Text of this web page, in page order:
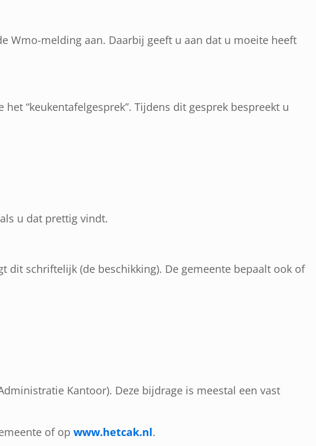
Wmo-melding aan. Daarbij geeft u aan dat u moeite heeft
“keukentafelgesprek”. Tijdens dit gesprek bespreekt u
u dat prettig vindt.
schriftelijk (de beschikking). De gemeente bepaalt ook of
Kantoor). Deze bijdrage is meestal een vast
of op www.hetcak.nl.